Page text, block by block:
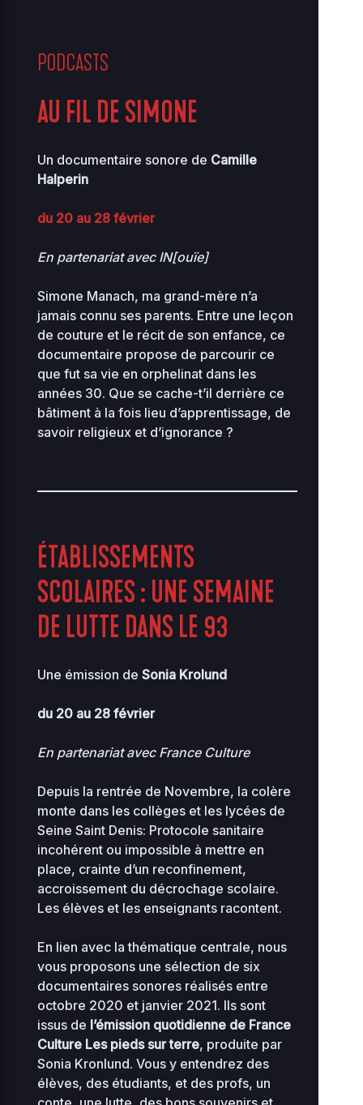
PODCASTS
AU FIL DE SIMONE
Un documentaire sonore de Camille
Halperin
du 20 au 28 février
En partenariat avec IN[ouïe]
Simone Manach, ma grand-mère n’a
jamais connu ses parents. Entre une leçon
de couture et le récit de son enfance, ce
documentaire propose de parcourir ce
que fut sa vie en orphelinat dans les
années 30. Que se cache-t’il derrière ce
bâtiment à la fois lieu d’apprentissage, de
savoir religieux et d’ignorance ?
ÉTABLISSEMENTS
SCOLAIRES : UNE SEMAINE
DE LUTTE DANS LE 93
Une émission deSonia Krolund
du 20 au 28 février
En partenariat avec France Culture
Depuis la rentrée de Novembre, la colère
monte dans les collèges et les lycées de
Seine Saint Denis: Protocole sanitaire
incohérent ou impossible à mettre en
place, crainte d’un reconfinement,
accroissement du décrochage scolaire.
Les élèves et les enseignants racontent.
En lien avec la thématique centrale, nous
vous proposons une sélection de six
documentaires sonores réalisés entre
octobre 2020 et janvier 2021. Ils sont
issus de l’émission quotidienne de France
Culture Les pieds sur terre, produite par
Sonia Kronlund. Vous y entendrez des
élèves, des étudiants, et des profs, un